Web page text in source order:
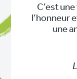
C’est
l’honneur
une